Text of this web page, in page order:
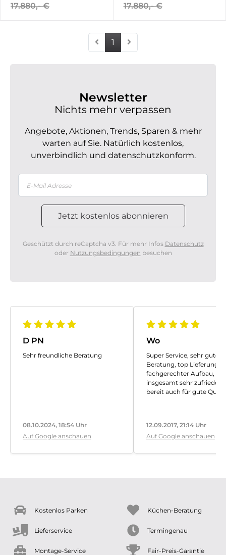
17.880,- € 17.880,- €
1
Newsletter
Nichts mehr verpassen
Angebote, Aktionen, Trends, Sparen & mehr
warten auf Sie. Natürlich kostenlos,
unverbindlich und datenschutzkonform.
Geschützt durch reCaptcha v3. Für mehr Infos Datenschutz
oder Nutzungsbedingungen besuchen
D PN
Sehr freundliche Beratung
08.10.2024, 18:54 Uhr
Auf Google anschauen
Wo
Super Service, sehr gute
Beratung, top Lieferung,
fachgerechter Aufbau,
insgesamt sehr zufrieden,
bereit auch für gute
12.09.2017, 21:14 Uhr
Auf Google anschauen
Kostenlos Parken Küchen-Beratung
Lieferservice Termingenau
Montage-Service Fair-Preis-Garantie